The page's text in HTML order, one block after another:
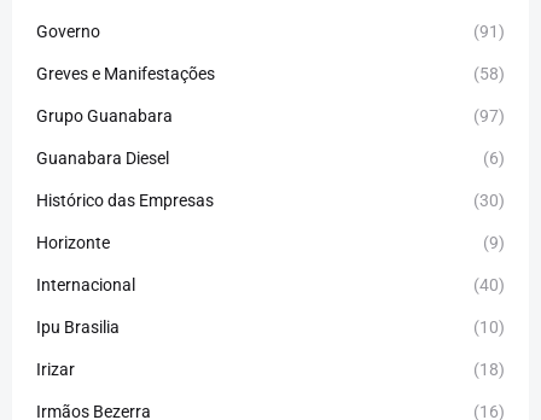
Governo (91)
Greves e Manifestações (58)
Grupo Guanabara (97)
Guanabara Diesel (6)
Histórico das Empresas (30)
Horizonte (9)
Internacional (40)
Ipu Brasilia (10)
Irizar (18)
Irmãos Bezerra (16)